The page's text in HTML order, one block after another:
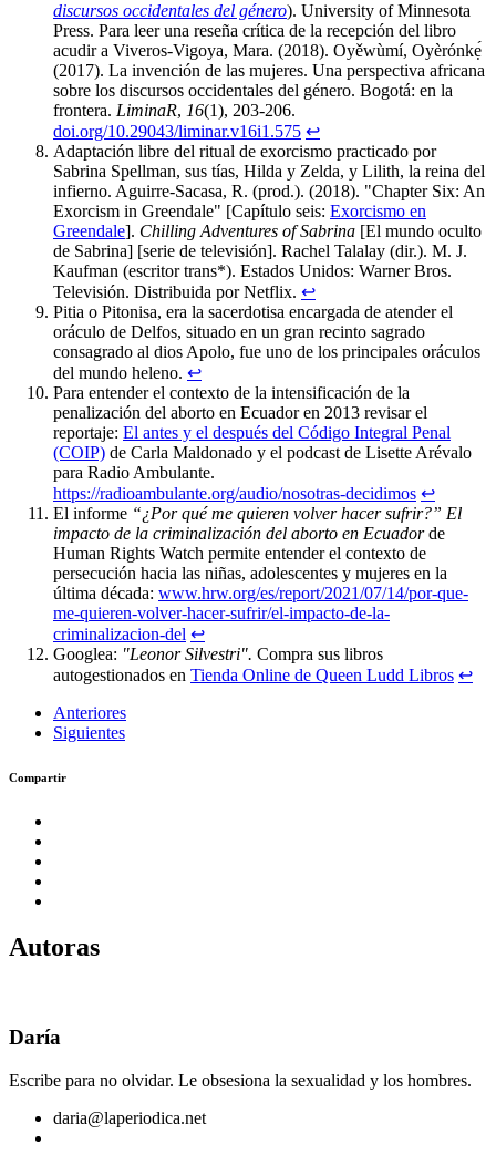
discursos occidentales del género). University of Minnesota
Press. Para leer una reseña crítica de la recepción del libro
acudir a Viveros-Vigoya, Mara. (2018). Oyěwùmí, Oyèrónkẹ́
(2017). La invención de las mujeres. Una perspectiva africana
sobre los discursos occidentales del género. Bogotá: en la
frontera. LiminaR, 16(1), 203-206.
doi.org/10.29043/liminar.v16i1.575 ↩︎
Adaptación libre del ritual de exorcismo practicado por
Sabrina Spellman, sus tías, Hilda y Zelda, y Lilith, la reina del
infierno. Aguirre-Sacasa, R. (prod.). (2018). "Chapter Six: An
Exorcism in Greendale" [Capítulo seis: Exorcismo en
Greendale]. Chilling Adventures of Sabrina [El mundo oculto
de Sabrina] [serie de televisión]. Rachel Talalay (dir.). M. J.
Kaufman (escritor trans*). Estados Unidos: Warner Bros.
Televisión. Distribuida por Netflix. ↩︎
Pitia o Pitonisa, era la sacerdotisa encargada de atender el
oráculo de Delfos, situado en un gran recinto sagrado
consagrado al dios Apolo, fue uno de los principales oráculos
del mundo heleno. ↩︎
Para entender el contexto de la intensificación de la
penalización del aborto en Ecuador en 2013 revisar el
reportaje: El antes y el después del Código Integral Penal
(COIP) de Carla Maldonado y el podcast de Lisette Arévalo
para Radio Ambulante.
https://radioambulante.org/audio/nosotras-decidimos ↩︎
El informe “¿Por qué me quieren volver hacer sufrir?” El
impacto de la criminalización del aborto en Ecuadorde
Human Rights Watch permite entender el contexto de
persecución hacia las niñas, adolescentes y mujeres en la
última década: www.hrw.org/es/report/2021/07/14/por-que-
me-quieren-volver-hacer-sufrir/el-impacto-de-la-
criminalizacion-del ↩︎
Googlea: "Leonor Silvestri". Compra sus libros
autogestionados en Tienda Online de Queen Ludd Libros ↩︎
Anteriores
Siguientes
Compartir
Autoras
Daría
Escribe para no olvidar. Le obsesiona la sexualidad y los hombres.
daria@laperiodica.net